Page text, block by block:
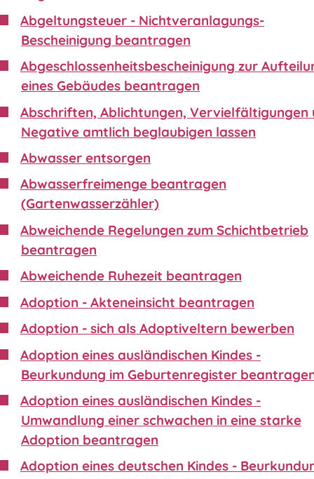
Abgeltungsteuer - Nichtveranlagungs-
Bescheinigung beantragen
Abgeschlossenheitsbescheinigung zur
eines Gebäudes beantragen
Abschriften, Ablichtungen, Vervielfältigungen
Negative amtlich beglaubigen lassen
Abwasser entsorgen
Abwasserfreimenge beantragen
(Gartenwasserzähler)
Abweichende Regelungen zum Schichtbetrieb
beantragen
Abweichende Ruhezeit beantragen
Adoption - Akteneinsicht beantragen
Adoption - sich als Adoptiveltern bewerben
Adoption eines ausländischen Kindes -
Beurkundung im Geburtenregister
Adoption eines ausländischen Kindes -
Umwandlung einer schwachen in eine starke
Adoption beantragen
Adoption eines deutschen Kindes -